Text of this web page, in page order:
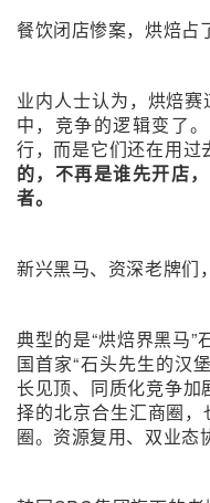
餐饮闭店惨案，烘焙占
业内人士认为，烘焙赛
中，竞争的逻辑变了
行，而是它们还在用
的，不再是谁先开店
者。
新兴黑马、资深老牌们
典型的是“烘焙界黑马
国首家“石头先生的汉
长见顶、同质化竞争
择的北京合生汇商圈，
圈。资源复用、双业态